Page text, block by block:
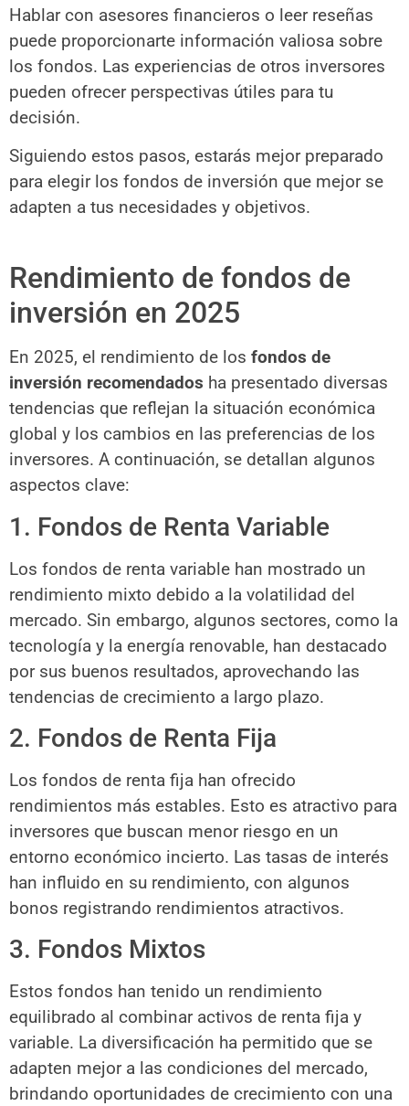
Hablar con asesores financieros o leer reseñas
puede proporcionarte información valiosa sobre
los fondos. Las experiencias de otros inversores
pueden ofrecer perspectivas útiles para tu
decisión.
Siguiendo estos pasos, estarás mejor preparado
para elegir los fondos de inversión que mejor se
adapten a tus necesidades y objetivos.
Rendimiento de fondos de
inversión en 2025
En 2025, el rendimiento de los fondos de
inversión recomendados ha presentado diversas
tendencias que reflejan la situación económica
global y los cambios en las preferencias de los
inversores. A continuación, se detallan algunos
aspectos clave:
1. Fondos de Renta Variable
Los fondos de renta variable han mostrado un
rendimiento mixto debido a la volatilidad del
mercado. Sin embargo, algunos sectores, como la
tecnología y la energía renovable, han destacado
por sus buenos resultados, aprovechando las
tendencias de crecimiento a largo plazo.
2. Fondos de Renta Fija
Los fondos de renta fija han ofrecido
rendimientos más estables. Esto es atractivo para
inversores que buscan menor riesgo en un
entorno económico incierto. Las tasas de interés
han influido en su rendimiento, con algunos
bonos registrando rendimientos atractivos.
3. Fondos Mixtos
Estos fondos han tenido un rendimiento
equilibrado al combinar activos de renta fija y
variable. La diversificación ha permitido que se
adapten mejor a las condiciones del mercado,
brindando oportunidades de crecimiento con una